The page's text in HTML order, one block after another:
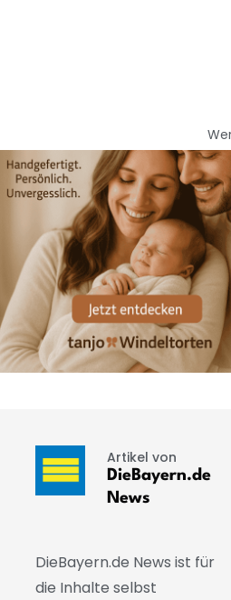
Artikel von
DieBayern.de
News
DieBayern.de News ist für
die Inhalte selbst